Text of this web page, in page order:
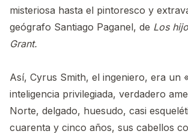
misteriosa hasta el pintoresco y
geógrafo Santiago Paganel, de Los
Grant.
Así, Cyrus Smith, el ingeniero, era un
inteligencia privilegiada, verdadero
Norte, delgado, huesudo, casi
cuarenta y cinco años, sus cabellos